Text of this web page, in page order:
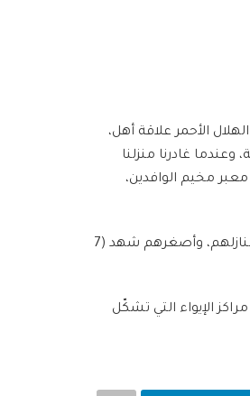
الأحمر علاقة أهل،
غادرنا منزلنا
مخيم الوافدين،
يزن أب لثلاثة أطفال؛ أكبرهم عماد (7 سنوات) يحلم أن يصبح مهندساً ليبني منازل لكل الذين خسروا منازلهم، وأصغرهم شهد (7
الإيواء التي تشكّل